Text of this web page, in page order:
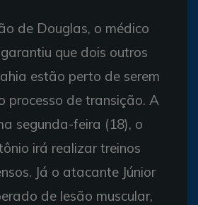
de Douglas, o médico
que dois outros
estão perto de serem
processo de transição. A
segunda-feira (18), o
irá realizar treinos
Já o atacante Júnior
de lesão muscular,